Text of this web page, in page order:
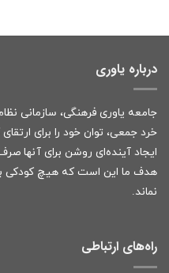
درباره یاوری
جامعه یاوری فرهنگی، سازمانی
خرد جمعی، توان خود را برای
ایجاد آینده‌ای روشن برای آنها
هدف ما این است که هیچ کودکی به
نماند.
راه‌های ارتباطی